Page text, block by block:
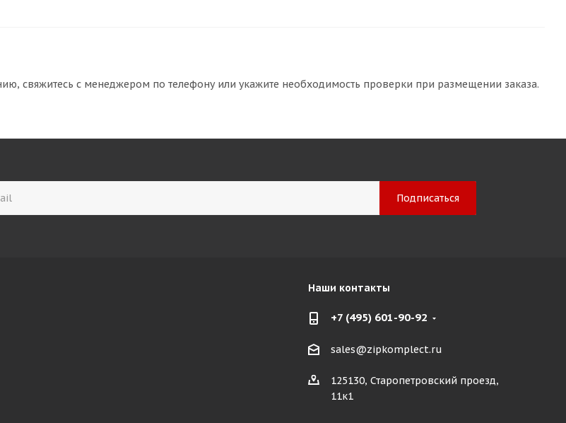
свяжитесь с менеджером по телефону или укажите необходимость проверки при размещении заказа.
Наши контакты
+7 (495) 601-90-92
sales@zipkomplect.ru
125130, Старопетровский проезд,
11к1